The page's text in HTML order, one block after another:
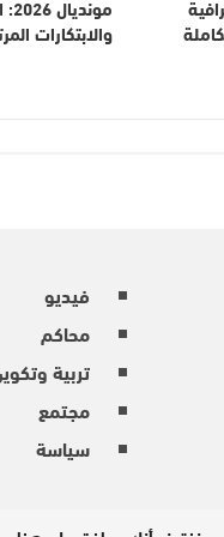
الكاملة والابتكارات
فيديو
محاكم
تربية
مجتمع
سياسة